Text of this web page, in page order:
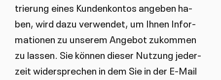
trie­rung ei­nes Kun­den­kon­tos an­ge­ben ha­
ben, wird da­zu ver­wen­det, um Ih­nen In­for­
ma­tio­nen zu un­se­rem An­ge­bot zu­kom­men
zu las­sen. Sie kön­nen die­ser Nut­zung je­der­
zeit wi­der­spre­chen in dem Sie in der E-Mail